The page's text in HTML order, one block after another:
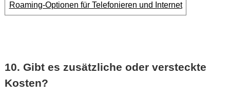
Roaming-Optionen für Telefonieren und Internet
10. Gibt es zusätzliche oder versteckte
Kosten?